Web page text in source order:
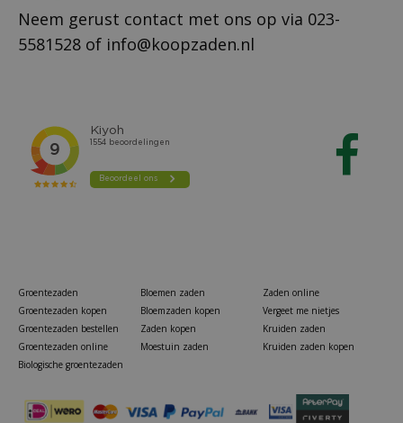
Neem gerust contact met ons op via 023-
5581528 of info@koopzaden.nl
Groentezaden
Groentezaden kopen
Groentezaden bestellen
Groentezaden online
Biologische groentezaden
Bloemen zaden
Bloemzaden kopen
Zaden kopen
Moestuin zaden
Zaden online
Vergeet me nietjes
Kruiden zaden
Kruiden zaden kopen